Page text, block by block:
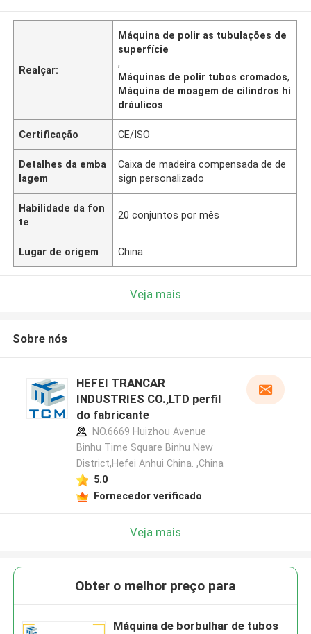
Realçar:
Máquina de polir as tubulações de
superfície
,
Máquinas de polir tubos cromados,
Máquina de moagem de cilindros hi
dráulicos
Certificação CE/ISO
Detalhes da emba
lagem
Caixa de madeira compensada de de
sign personalizado
Habilidade da fon
te
20 conjuntos por mês
Lugar de origem China
Veja mais
Sobre nós
HEFEI TRANCAR
INDUSTRIES CO.,LTD perfil
do fabricante
NO.6669 Huizhou Avenue
Binhu Time Square Binhu New
District,Hefei Anhui China. ,China
5.0
Fornecedor verificado
Veja mais
Obter o melhor preço para
Máquina de borbulhar de tubos